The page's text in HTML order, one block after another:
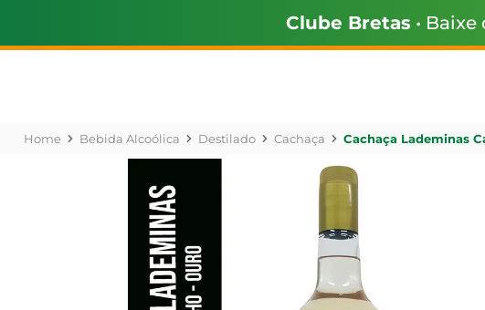
Clube Bretas •
Bebida Alcoólica Destilado Cachaça Cachaça Lademinas